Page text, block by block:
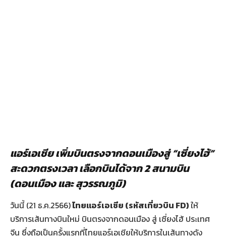
แอร์เอเชีย เพิ่มบินตรงจากดอนเมืองสู่ “เซี่ยงไฮ้”
สะดวกตรงเวลา เลือกบินได้จาก 2สนามบิน
(ดอนเมือง และ สุวรรณภูมิ)
วันนี้ (21 ธ.ค.2566)ไทยแอร์เอเชีย (รหัสเที่ยวบิน FD)ให้
บริการเส้นทางบินใหม่ บินตรงจากดอนเมือง สู่ เซี่ยงไฮ้ ประเทศ
จีน ซึ่งถือเป็นครั้งแรกที่ไทยแอร์เอเชียให้บริการในเส้นทางดัง